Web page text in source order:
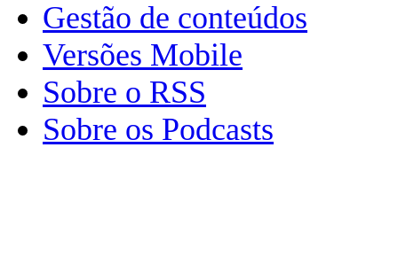
Gestão de conteúdos
Versões Mobile
Sobre o RSS
Sobre os Podcasts